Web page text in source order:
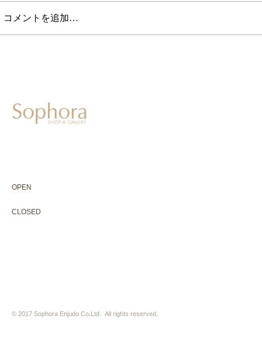
コメントを追加…
OPEN
CLOSED
© 2017 Sophora Enjudo Co.Ltd. All rights reserved.